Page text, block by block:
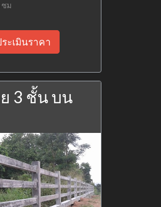
ซม
ะเมินราคา
3 ชั้น บน